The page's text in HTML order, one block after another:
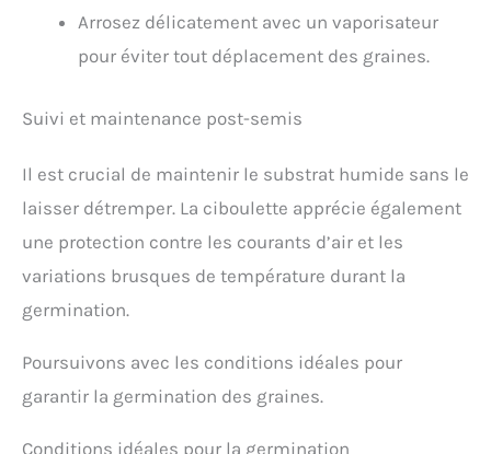
Arrosez délicatement avec un vaporisateur
pour éviter tout déplacement des graines.
Suivi et maintenance post-semis
Il est crucial de maintenir le substrat humide sans le
laisser détremper. La ciboulette apprécie également
une protection contre les courants d’air et les
variations brusques de température durant la
germination.
Poursuivons avec les conditions idéales pour
garantir la germination des graines.
Conditions idéales pour la germination